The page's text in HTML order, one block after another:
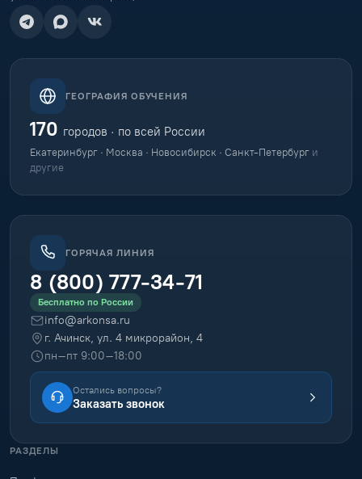
ГЕОГРАФИЯ ОБУЧЕНИЯ
170 городов · по всей России
Екатеринбург · Москва · Новосибирск · Санкт-Петербург и
другие
ГОРЯЧАЯ ЛИНИЯ
8 (800) 777-34-71
Бесплатно по России
info@arkonsa.ru
г. Ачинск, ул. 4 микрорайон, 4
пн–пт 9:00–18:00
Остались вопросы?
Заказать звонок
РАЗДЕЛЫ